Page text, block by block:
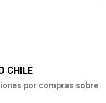
CHILE
por compras sobre